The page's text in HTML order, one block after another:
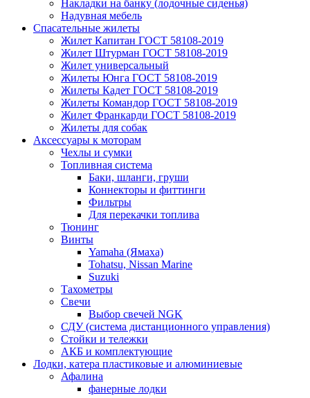
Накладки на банку (лодочные сиденья)
Надувная мебель
Спасательные жилеты
Жилет Капитан ГОСТ 58108-2019
Жилет Штурман ГОСТ 58108-2019
Жилет универсальный
Жилеты Юнга ГОСТ 58108-2019
Жилеты Кадет ГОСТ 58108-2019
Жилеты Командор ГОСТ 58108-2019
Жилет Франкарди ГОСТ 58108-2019
Жилеты для собак
Аксессуары к моторам
Чехлы и сумки
Топливная система
Баки, шланги, груши
Коннекторы и фиттинги
Фильтры
Для перекачки топлива
Тюнинг
Винты
Yamaha (Ямаха)
Tohatsu, Nissan Marine
Suzuki
Тахометры
Свечи
Выбор свечей NGK
СДУ (система дистанционного управления)
Стойки и тележки
АКБ и комплектующие
Лодки, катера пластиковые и алюминиевые
Афалина
фанерные лодки